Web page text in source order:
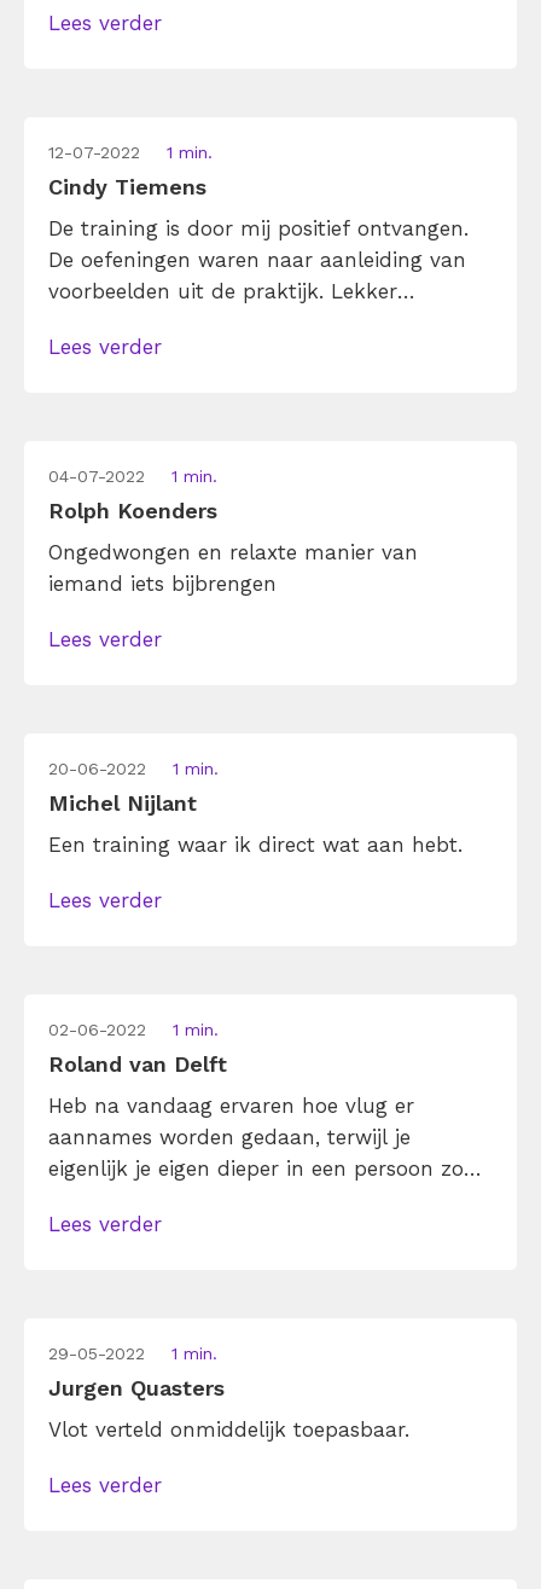
Lees verder
12-07-2022 1 min.
Cindy Tiemens
De training is door mij positief ontvangen.
De oefeningen waren naar aanleiding van
voorbeelden uit de praktijk. Lekker
het was goed om hier nogmaals bewust
Lees verder
04-07-2022 1 min.
Rolph Koenders
Ongedwongen en relaxte manier van
iemand iets bijbrengen
Lees verder
20-06-2022 1 min.
Michel Nijlant
Een training waar ik direct wat aan hebt.
Lees verder
02-06-2022 1 min.
Roland van Delft
Heb na vandaag ervaren hoe vlug er
aannames worden gedaan, terwijl je
eigenlijk je eigen dieper in een persoon zou
eigen best ook wat kwetsbaarder mag
Lees verder
29-05-2022 1 min.
Jurgen Quasters
Vlot verteld onmiddelijk toepasbaar.
Lees verder